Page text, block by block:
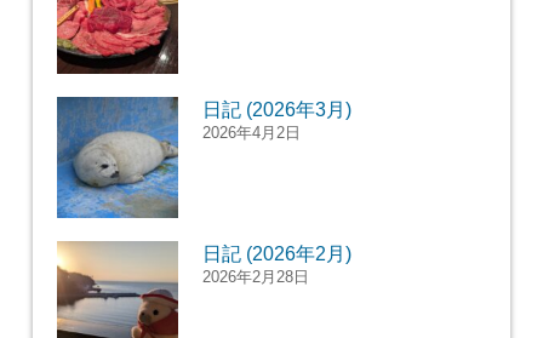
日記 (2026年3月)
2026年4月2日
日記 (2026年2月)
2026年2月28日